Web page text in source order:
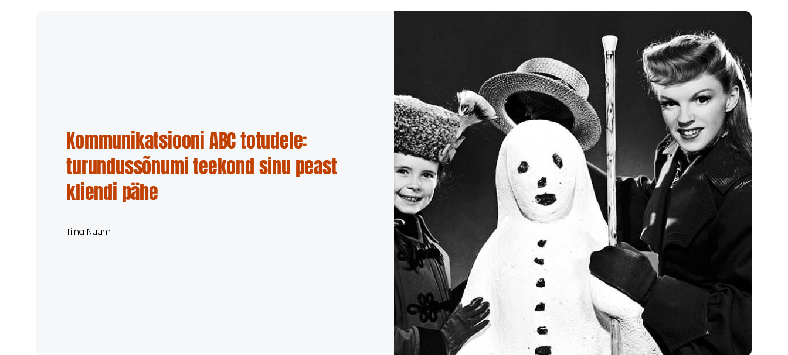
Kommunikatsiooni ABC totudele:
turundussõnumi teekond sinu peast
kliendi pähe
Tiina Nuum